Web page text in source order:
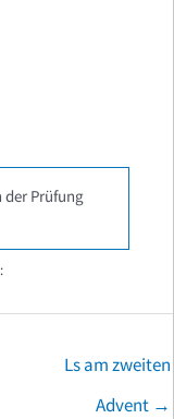
Prüfung
Ls am zweiten
Advent →